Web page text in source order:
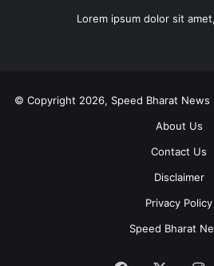
Lorem ipsum dolor sit
© Copyright 2026, Speed Bharat
About Us
Contact Us
Disclaimer
Privacy Policy
Speed Bharat